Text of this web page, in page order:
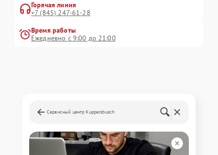
Горячая линия
+7 (845) 247-61-28
Время работы
Ежедневно с 9:00 до 21:00
Сервисный центр Kuppersbusch